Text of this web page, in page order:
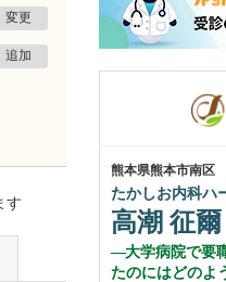
変更
追加
す
熊本県熊本市南区
たかしお内科ハ
高潮 征爾
大学病院で要
たのにはどのよ
、専門医
るのでし